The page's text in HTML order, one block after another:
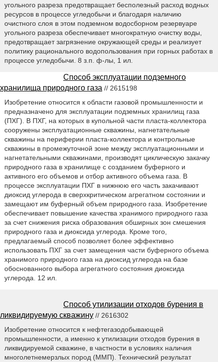
угольного разреза предотвращает бесполезный расход водных
ресурсов в процессе угледобычи и благодаря наличию
очистного слоя в этом подземном водосборном резервуаре
угольного разреза обеспечивает многократную очистку воды,
предотвращает загрязнение окружающей среды и реализует
политику рационального водопользования при горных работах в
процессе угледобычи. 8 з.п. ф-лы, 1 ил.
Способ эксплуатации подземного
хранилища природного газа // 2615198
Изобретение относится к области газовой промышленности и
предназначено для эксплуатации подземных хранилищ газа
(ПХГ). В ПХГ, на которых в купольной части пласта-коллектора
сооружены эксплуатационные скважины, нагнетательные
скважины на периферии пласта-коллектора и контрольные
скважины в промежуточной зоне между эксплуатационными и
нагнетательными скважинами, производят циклическую закачку
природного газа в хранилище с созданием буферного и
активного его объемов и отбор активного объема газа. В
процессе эксплуатации ПХГ в нижнюю его часть закачивают
диоксид углерода в сверхкритическом агрегатном состоянии и
замещают им буферный объем природного газа. Изобретение
обеспечивает повышение качества хранимого природного газа
за счет снижения риска образования обширных зон смешения
природного газа и диоксида углерода. Кроме того,
предлагаемый способ позволяет более эффективно
использовать ПХГ за счет замещения части буферного объема
хранимого природного газа на диоксид углерода на базе
обоснованного выбора агрегатного состояния диоксида
углерода. 12 ил.
Способ утилизации отходов бурения в
ликвидируемую скважину // 2616302
Изобретение относится к нефтегазодобывающей
промышленности, а именно к утилизации отходов бурения в
ликвидируемой скважине, в частности в условиях наличия
многолетнемерзлых пород (ММП). Технический результат